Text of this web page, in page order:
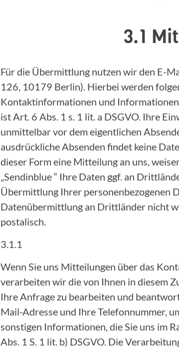
3.1
Für die Übermittlung nutzen wir den E-
126, 10179 Berlin). Hierbei werden
Kontaktinformationen und
ist Art. 6 Abs. 1 s. 1 lit. a DSGVO. Ihre
unmittelbar vor dem eigentlichen
ausdrückliche Absenden findet keine
dieser Form eine Mitteilung an uns,
„Sendinblue “ Ihre Daten ggf. an
Übermittlung Ihrer personenbezogenen
Datenübermittlung an Drittländer nicht
postalisch.
3.1.1
Wenn Sie uns Mitteilungen über das
verarbeiten wir die von Ihnen in diesem
Ihre Anfrage zu bearbeiten und
Mail-Adresse und Ihre Telefonnummer,
sonstigen Informationen, die Sie uns im
Abs. 1 S. 1 lit. b) DSGVO. Die